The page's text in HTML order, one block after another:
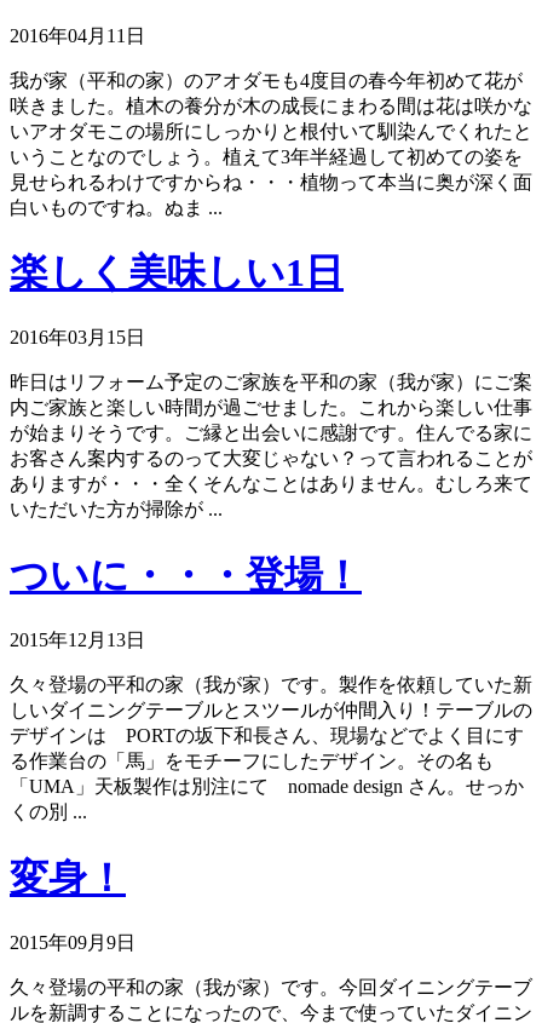
2016年04月11日
我が家（平和の家）のアオダモも4度目の春今年初めて花が
咲きました。植木の養分が木の成長にまわる間は花は咲かな
いアオダモこの場所にしっかりと根付いて馴染んでくれたと
いうことなのでしょう。植えて3年半経過して初めての姿を
見せられるわけですからね・・・植物って本当に奥が深く面
白いものですね。ぬま ...
楽しく美味しい1日
2016年03月15日
昨日はリフォーム予定のご家族を平和の家（我が家）にご案
内ご家族と楽しい時間が過ごせました。これから楽しい仕事
が始まりそうです。ご縁と出会いに感謝です。住んでる家に
お客さん案内するのって大変じゃない？って言われることが
ありますが・・・全くそんなことはありません。むしろ来て
いただいた方が掃除が ...
ついに・・・登場！
2015年12月13日
久々登場の平和の家（我が家）です。製作を依頼していた新
しいダイニングテーブルとスツールが仲間入り！テーブルの
デザインは PORTの坂下和長さん、現場などでよく目にす
る作業台の「馬」をモチーフにしたデザイン。その名も
「UMA」天板製作は別注にて nomade design さん。せっか
くの別 ...
変身！
2015年09月9日
久々登場の平和の家（我が家）です。今回ダイニングテーブ
ルを新調することになったので、今まで使っていたダイニン